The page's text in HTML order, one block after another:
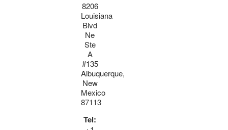
8206
Louisiana
Blvd
Ne
Ste
A
#135
Albuquerque,
New
Mexico
87113
Tel: